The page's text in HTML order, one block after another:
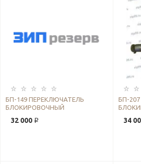
БП-149 ПЕРЕКЛЮЧАТЕЛЬ
БЛОКИРОВОЧНЫЙ
32 000 ₽
БП-
34